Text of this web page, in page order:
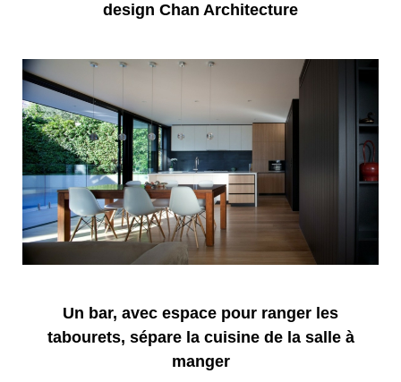
design Chan Architecture
Un bar, avec espace pour ranger les
tabourets, sépare la cuisine de la salle à
manger